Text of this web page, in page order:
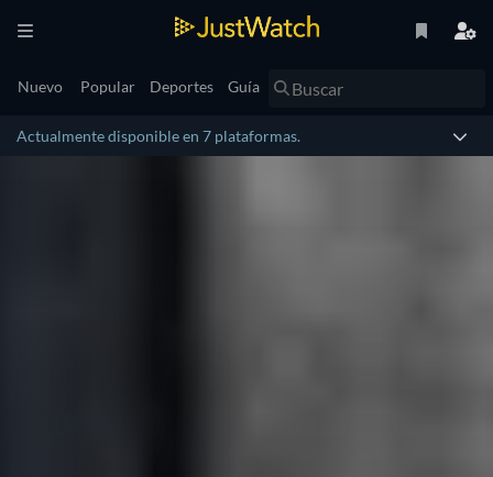
Nuevo Popular Deportes Guía
Actualmente disponible en 7 plataformas.